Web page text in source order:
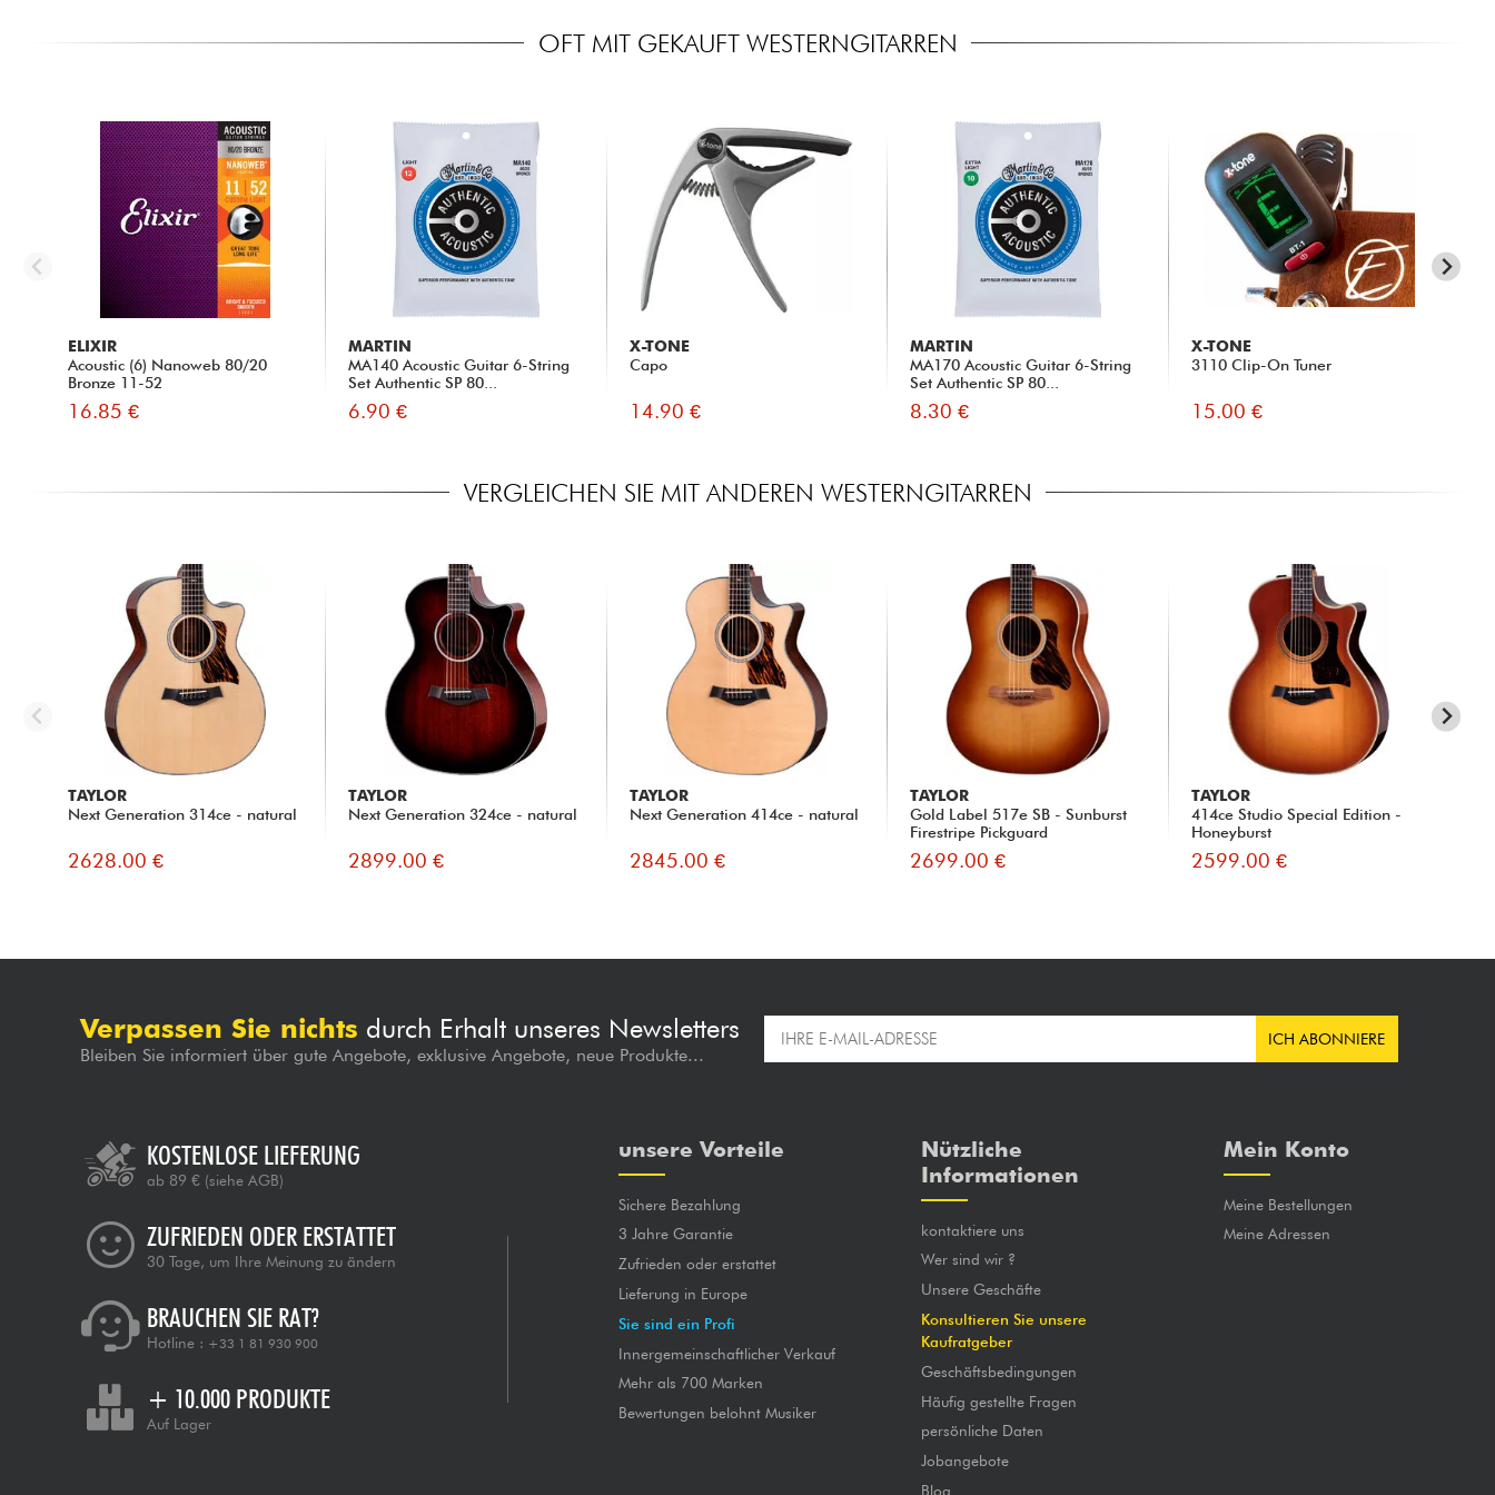
OFT MIT GEKAUFT WESTERNGITARREN
ELIXIR
Acoustic (6) Nanoweb 80/20
Bronze 11-52
16.85 €
MARTIN
MA140 Acoustic Guitar 6-String
Set Authentic SP 80...
6.90 €
X-TONE
Capo
14.90 €
MARTIN
MA170 Acoustic Guitar 6-String
Set Authentic SP 80...
8.30 €
X-TONE
3110 Clip-On Tuner
15.00 €
VERGLEICHEN SIE MIT ANDEREN WESTERNGITARREN
TAYLOR
Next Generation 314ce - natural
2628.00 €
TAYLOR
Next Generation 324ce - natural
2899.00 €
TAYLOR
Next Generation 414ce - natural
2845.00 €
TAYLOR
Gold Label 517e SB - Sunburst
Firestripe Pickguard
2699.00 €
TAYLOR
414ce Studio Special Edition -
Honeyburst
2599.00 €
Verpassen Sie nichts durch Erhalt unseres Newsletters
Bleiben Sie informiert über gute Angebote, exklusive Angebote, neue Produkte...
ICH ABONNIERE
KOSTENLOSE LIEFERUNG
ab 89 € (siehe AGB)
ZUFRIEDEN ODER ERSTATTET
30 Tage, um Ihre Meinung zu ändern
BRAUCHEN SIE RAT?
Hotline : +33 1 81 930 900
+ 10.000 PRODUKTE
Auf Lager
unsere Vorteile
Sichere Bezahlung
3 Jahre Garantie
Zufrieden oder erstattet
Lieferung in Europe
Sie sind ein Profi
Innergemeinschaftlicher Verkauf
Mehr als 700 Marken
Bewertungen belohnt Musiker
Nützliche
Informationen
kontaktiere uns
Wer sind wir ?
Unsere Geschäfte
Konsultieren Sie unsere
Kaufratgeber
Geschäftsbedingungen
Häufig gestellte Fragen
persönliche Daten
Jobangebote
Blog
Mein Konto
Meine Bestellungen
Meine Adressen